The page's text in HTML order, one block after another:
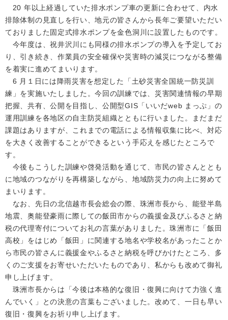
20 年以上経過していた排水ポンプ⾞の更新に合わせて、内水
排除体制の見直しを行い、地元の皆さんから⻑年ご要望いただい
ておりました固定式排水ポンプを金色洞川に設置したものです。
今年度は、祝井沢川にも同様の排水ポンプの導入を予定してお
り、引き続き、作業員の安全確保や災害時の減災につながる整備
を着実に進めてまいります。
6 月１日には降雨災害を想定した「土砂災害全国統一防災訓
練」を実施いたしました。今回の訓練では、災害関連情報の早期
把握、共有、公開を目指し、公開型GIS「いいだweb まっぷ」の
運用訓練を各地区の自主防災組織とともに行いました。まだまだ
課題はありますが、これまでの電話による情報収集に比べ、対応
を大きく改善することができるという手応えを感じたところで
す。
今後もこうした訓練や啓発活動を通じて、市⺠の皆さんととも
に地域のつながりを再構築しながら、地域防災力の向上に努めて
まいります。
なお、先日の北信越市⻑会総会の際、珠洲市⻑から、能登半島
地震、奥能登豪雨に際しての飯田市からの義援金及びふるさと納
税の代理寄付についてお礼の言葉がありました。珠洲市に「飯田
高校」をはじめ「飯田」に関連する地名や学校名があったことか
ら市⺠の皆さんに義援金やふるさと納税を呼びかけたところ、多
くのご支援をお寄せいただいたものであり、私からも改めて御礼
申し上げます。
珠洲市⻑からは「今後は本格的な復旧・復興に向けて力強く進
んでいく」との決意の言葉もございました。改めて、一日も早い
復旧・復興をお祈り申し上げます。